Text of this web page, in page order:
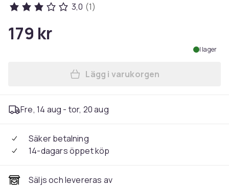
3,0 (1)
179 kr
I lager
Lägg till Def Leppard
Lägg i varukorgen
Fre, 14 aug - tor, 20 aug
Säker betalning
14-dagars öppet köp
Säljs och levereras av